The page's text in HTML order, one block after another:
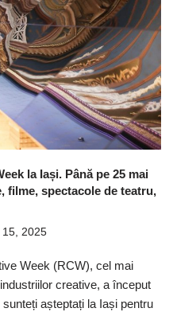
la Iași. Până pe 25 mai
filme, spectacole de teatru,
15, 2025
Week (RCW), cel mai
creative, a început
așteptați la Iași pentru